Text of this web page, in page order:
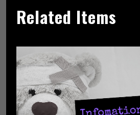
Related Items